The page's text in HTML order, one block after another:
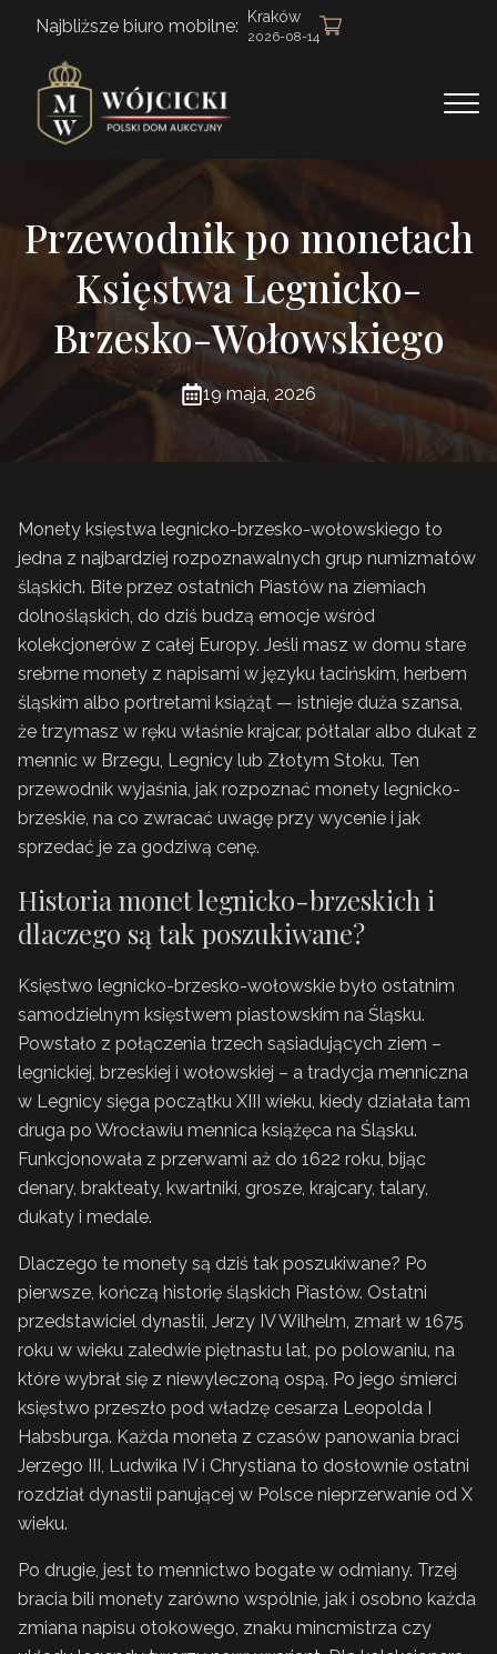
Najbliższe biuro mobilne: Kraków
2026-08-14
Przewodnik po monetach
Księstwa Legnicko-
Brzesko-Wołowskiego
19 maja, 2026
Monety księstwa legnicko-brzesko-wołowskiego to
jedna z najbardziej rozpoznawalnych grup numizmatów
śląskich. Bite przez ostatnich Piastów na ziemiach
dolnośląskich, do dziś budzą emocje wśród
kolekcjonerów z całej Europy. Jeśli masz w domu stare
srebrne monety z napisami w języku łacińskim, herbem
śląskim albo portretami książąt — istnieje duża szansa,
że trzymasz w ręku właśnie krajcar, półtalar albo dukat z
mennic w Brzegu, Legnicy lub Złotym Stoku. Ten
przewodnik wyjaśnia, jak rozpoznać monety legnicko-
brzeskie, na co zwracać uwagę przy wycenie i jak
sprzedać je za godziwą cenę.
Historia monet legnicko-brzeskich i
dlaczego są tak poszukiwane?
Księstwo legnicko-brzesko-wołowskie było ostatnim
samodzielnym księstwem piastowskim na Śląsku.
Powstało z połączenia trzech sąsiadujących ziem –
legnickiej, brzeskiej i wołowskiej – a tradycja menniczna
w Legnicy sięga początku XIII wieku, kiedy działała tam
druga po Wrocławiu mennica książęca na Śląsku.
Funkcjonowała z przerwami aż do 1622 roku, bijąc
denary, brakteaty, kwartniki, grosze, krajcary, talary,
dukaty i medale.
Dlaczego te monety są dziś tak poszukiwane? Po
pierwsze, kończą historię śląskich Piastów. Ostatni
przedstawiciel dynastii, Jerzy IV Wilhelm, zmarł w 1675
roku w wieku zaledwie piętnastu lat, po polowaniu, na
które wybrał się z niewyleczoną ospą. Po jego śmierci
księstwo przeszło pod władzę cesarza Leopolda I
Habsburga. Każda moneta z czasów panowania braci
Jerzego III, Ludwika IV i Chrystiana to dosłownie ostatni
rozdział dynastii panującej w Polsce nieprzerwanie od X
wieku.
Po drugie, jest to mennictwo bogate w odmiany. Trzej
bracia bili monety zarówno wspólnie, jak i osobno każda
zmiana napisu otokowego, znaku mincmistrza czy